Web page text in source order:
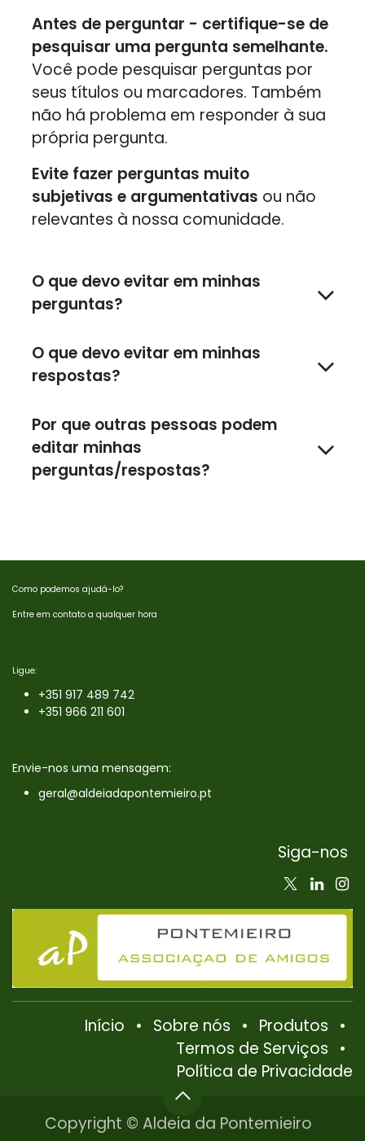
Antes de perguntar - certifique-se de
pesquisar uma pergunta semelhante.
Você pode pesquisar perguntas por
seus títulos ou marcadores. Também
não há problema em responder à sua
própria pergunta.
Evite fazer perguntas muito
subjetivas e argumentativas ou não
relevantes à nossa comunidade.
O que devo evitar em minhas
perguntas?
O que devo evitar em minhas
respostas?
Por que outras pessoas podem
editar minhas
perguntas/respostas?
Como podemos ajudá-lo?
Entre em contato a qualquer hora
Ligue:
+351 917 489 742
+351 966 211 601
Envie-nos uma mensagem:
geral@aldeiadapontemieiro.pt
Siga-nos
Início • Sobre nós • Produtos •
Termos de Serviços •
Política de Privacidade
Copyright © Aldeia da Pontemieiro